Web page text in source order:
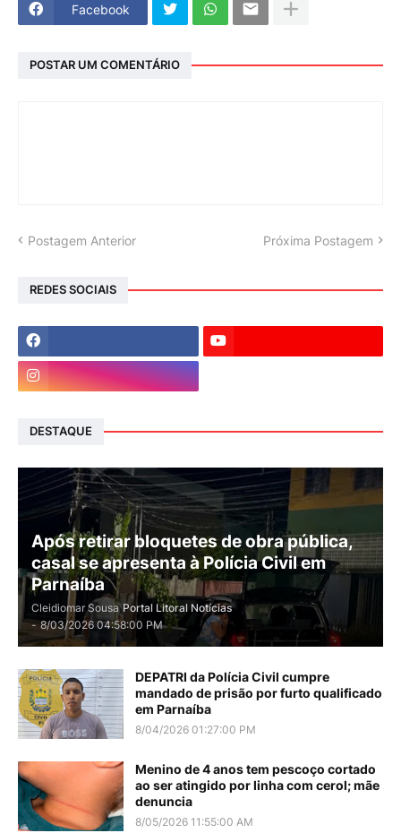
Facebook
POSTAR UM COMENTÁRIO
Postagem Anterior Próxima Postagem
REDES SOCIAIS
DESTAQUE
Após retirar bloquetes de obra pública,
casal se apresenta à Polícia Civil em
Parnaíba
Cleidiomar Sousa Portal Litoral Notícias
- 8/03/2026 04:58:00 PM
DEPATRI da Polícia Civil cumpre
mandado de prisão por furto qualificado
em Parnaíba
8/04/2026 01:27:00 PM
Menino de 4 anos tem pescoço cortado
ao ser atingido por linha com cerol; mãe
denuncia
8/05/2026 11:55:00 AM